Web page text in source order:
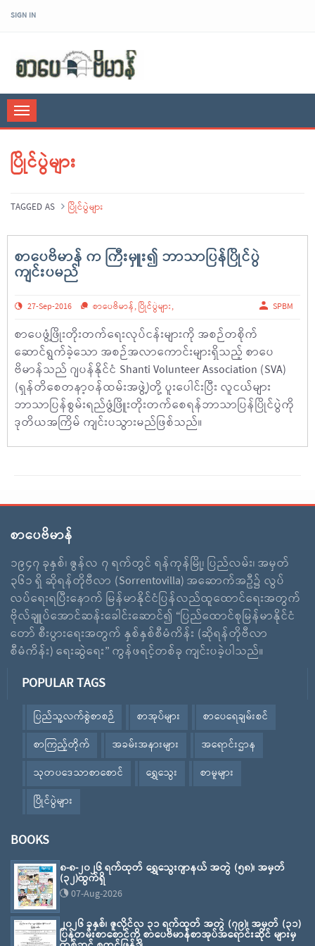
SIGN IN
Toggle
navigation
ပြိုင်ပွဲများ
TAGGED AS ပြိုင်ပွဲများ
စာပေဗိမာန် က ကြီးမှူး၍ ဘာသာပြန်ပြိုင်ပွဲ
ကျင်းပမည်
27-Sep-2016 စာပေဗိမာန်,ပြိုင်ပွဲများ, SPBM
စာပေဖွံ့ဖြိုးတိုးတက်ရေးလုပ်ငန်းများကို အစဉ်တစိုက်
ဆောင်ရွက်ခဲ့သော အစဉ်အလာကောင်းများရှိသည့် စာပေ
ဗိမာန်သည် ဂျပန်နိုင်ငံ Shanti Volunteer Association (SVA)
(ရှန်တိစေတနာ့ဝန်ထမ်းအဖွဲ့)တို့ ပူးပေါင်းပြီး လူငယ်များ
ဘာသာပြန်စွမ်းရည်ဖွံ့ဖြိူးတိုးတက်စေရန်ဘာသာပြန်ပြိုင်ပွဲကို
ဒုတိယအကြိမ် ကျင်းပသွားမည်ဖြစ်သည်။
စာပေဗိမာန်
၁၉၄၇ ခုနှစ်၊ ဇွန်လ ၇ ရက်တွင် ရန်ကုန်မြို့၊ ပြည်လမ်း၊ အမှတ်
၃၆၁ ရှိ ဆိုရန်တိုဗီလာ (Sorrentovilla) အဆောက်အဦ၌ လွပ်
လပ်ရေးရပြီးနောက် မြန်မာနိုင်ငံပြန်လည်ထူထောင်ရေးအတွက်
ဗိုလ်ချူပ်အောင်ဆန်းခေါင်းဆောင်၍ “ပြည်ထောင်စုမြန်မာနိုင်ငံ
တော် စီးပွားရေးအတွက် နှစ်နှစ်စီမံကိန်း (ဆိုရန်တိုဗီလာ
စီမံကိန်း) ရေးဆွဲရေး” ကွန်ဖရင့်တစ်ခု ကျင်းပခဲ့ပါသည်။
POPULAR TAGS
ပြည်သူ့လက်စွဲစာစဉ် စာအုပ်များ
စာပေရေချမ်းစင်
စာကြည့်တိုက်
အခမ်းအနားများ
အရောင်းဌာန
သုတပဒေသာစာစောင်
ရွှေသွေး
စာမူများ
ပြိုင်ပွဲများ
BOOKS
၈-၈-၂၀၂၆ ရက်ထုတ် ရွှေသွေးဂျာနယ် အတွဲ (၅၈)၊ အမှတ်
(၃၂)ထွက်ရှိ
07-Aug-2026
၂၀၂၆ ခုနှစ်၊ ဇူလိုင်လ ၃၁ ရက်ထုတ် အတွဲ (၇၉)၊ အမှတ် (၃၁)
ပြန်တမ်းစာစောင်ကို စာပေဗိမာန်စာအုပ်အရောင်းဆိုင် များမှ